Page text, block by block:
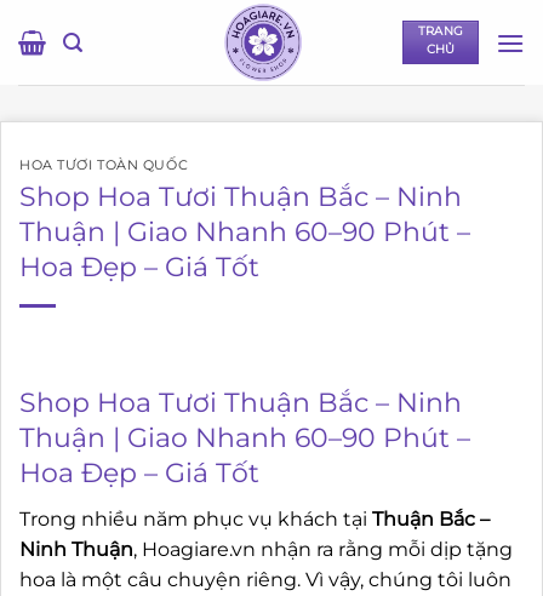
qua
TRANG
CHỦ
HOA TƯƠI TOÀN QUỐC
Shop Hoa Tươi Thuận Bắc – Ninh
Thuận | Giao Nhanh 60–90 Phút –
Hoa Đẹp – Giá Tốt
Shop Hoa Tươi Thuận Bắc – Ninh
Thuận | Giao Nhanh 60–90 Phút –
Hoa Đẹp – Giá Tốt
Trong nhiều năm phục vụ khách tại Thuận Bắc –
Ninh Thuận, Hoagiare.vn nhận ra rằng mỗi dịp tặng
hoa là một câu chuyện riêng. Vì vậy, chúng tôi luôn